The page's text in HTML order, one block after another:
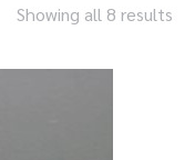
Showing all 8 results